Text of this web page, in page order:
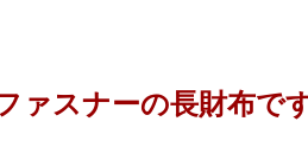
ァスナーの長財布です